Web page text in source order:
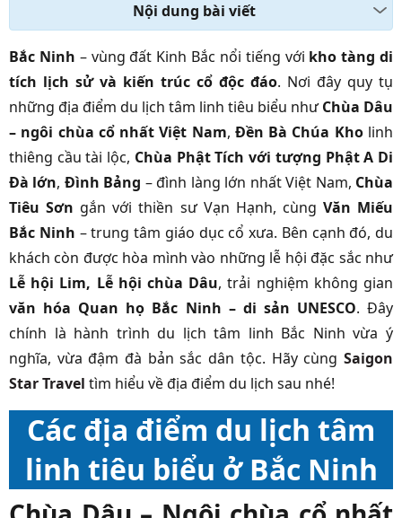
Nội dung bài viết
Bắc Ninh – vùng đất Kinh Bắc nổi tiếng với kho tàng di
tích lịch sử và kiến trúc cổ độc đáo. Nơi đây quy tụ
những địa điểm du lịch tâm linh tiêu biểu nhưChùa Dâu
– ngôi chùa cổ nhất Việt Nam, Đền Bà Chúa Kholinh
thiêng cầu tài lộc, Chùa Phật Tích với tượng Phật A Di
Đà lớn, Đình Bảng – đình làng lớn nhất Việt Nam, Chùa
Tiêu Sơn gắn với thiền sư Vạn Hạnh, cùng Văn Miếu
Bắc Ninh – trung tâm giáo dục cổ xưa. Bên cạnh đó, du
khách còn được hòa mình vào những lễ hội đặc sắc như
Lễ hội Lim, Lễ hội chùa Dâu, trải nghiệm không gian
văn hóa Quan họ Bắc Ninh – di sản UNESCO. Đây
chính là hành trình du lịch tâm linh Bắc Ninh vừa ý
nghĩa, vừa đậm đà bản sắc dân tộc. Hãy cùng Saigon
Star Travel tìm hiểu về địa điểm du lịch sau nhé!
Các địa điểm du lịch tâm
linh tiêu biểu ở Bắc Ninh